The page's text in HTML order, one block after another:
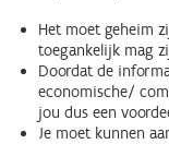
Het moet geheim
toegankelijk mag
Doordat de
economische/
jou dus een
Je moet kunnen